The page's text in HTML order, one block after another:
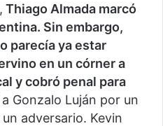
Thiago Almada marcó
Sin embargo,
parecía ya estar
en un córner a
y cobró penal para
Gonzalo Luján por un
adversario. Kevin